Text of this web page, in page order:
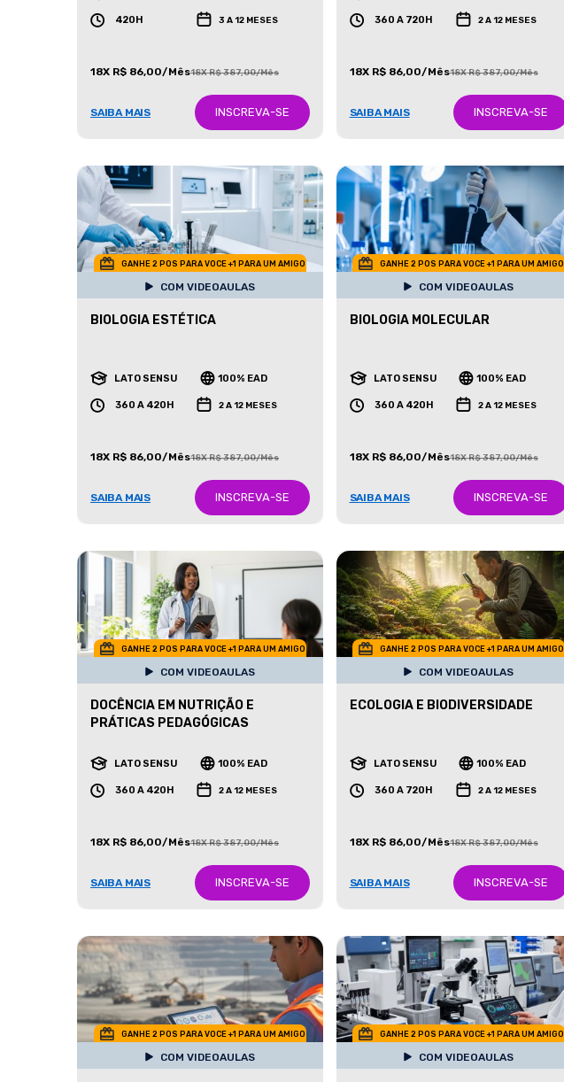
420H 3 A 12 MESES
18X R$ 86,00/Mês18X R$ 387,00/Mês
SAIBA MAIS INSCREVA-SE
360 A 720H 2 A 12 MESES
18X R$ 86,00/Mês18X R$ 387,00/Mês
SAIBA MAIS INSCREVA-SE
GANHE 2 POS PARA VOCE +1 PARA UM AMIGO
COM VIDEOAULAS
BIOLOGIA ESTÉTICA
LATO SENSU 100% EAD
360 A 420H 2 A 12 MESES
18X R$ 86,00/Mês18X R$ 387,00/Mês
SAIBA MAIS INSCREVA-SE
GANHE 2 POS PARA VOCE +1 PARA UM AMIGO
COM VIDEOAULAS
BIOLOGIA MOLECULAR
LATO SENSU 100% EAD
360 A 420H 2 A 12 MESES
18X R$ 86,00/Mês18X R$ 387,00/Mês
SAIBA MAIS INSCREVA-SE
GANHE 2 POS PARA VOCE +1 PARA UM AMIGO
COM VIDEOAULAS
DOCÊNCIA EM NUTRIÇÃO E
PRÁTICAS PEDAGÓGICAS
LATO SENSU 100% EAD
360 A 420H 2 A 12 MESES
18X R$ 86,00/Mês18X R$ 387,00/Mês
SAIBA MAIS INSCREVA-SE
GANHE 2 POS PARA VOCE +1 PARA UM AMIGO
COM VIDEOAULAS
ECOLOGIA E BIODIVERSIDADE
LATO SENSU 100% EAD
360 A 720H 2 A 12 MESES
18X R$ 86,00/Mês18X R$ 387,00/Mês
SAIBA MAIS INSCREVA-SE
GANHE 2 POS PARA VOCE +1 PARA UM AMIGO
COM VIDEOAULAS
GANHE 2 POS PARA VOCE +1 PARA UM AMIGO
COM VIDEOAULAS